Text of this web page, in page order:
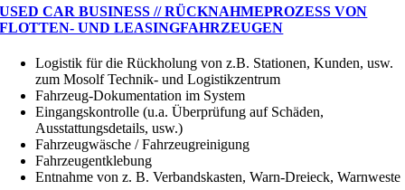
USED CAR BUSINESS // RÜCKNAHMEPROZESS VON
FLOTTEN- UND LEASINGFAHRZEUGEN
Logistik für die Rückholung von z.B. Stationen, Kunden, usw.
zum Mosolf Technik- und Logistikzentrum
Fahrzeug-Dokumentation im System
Eingangskontrolle (u.a. Überprüfung auf Schäden,
Ausstattungsdetails, usw.)
Fahrzeugwäsche / Fahrzeugreinigung
Fahrzeugentklebung
Entnahme von z. B. Verbandskasten, Warn-Dreieck, Warnweste